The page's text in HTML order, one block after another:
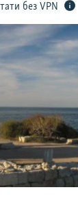
без VPN